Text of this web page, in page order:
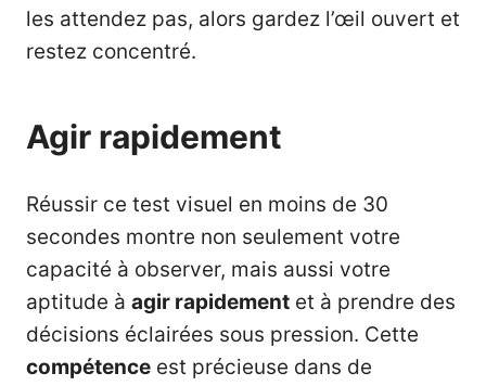
les attendez pas, alors gardez l’œil ouvert et
restez concentré.
Agir rapidement
Réussir ce test visuel en moins de 30
secondes montre non seulement votre
capacité à observer, mais aussi votre
aptitude à agir rapidement et à prendre des
décisions éclairées sous pression. Cette
compétence est précieuse dans de